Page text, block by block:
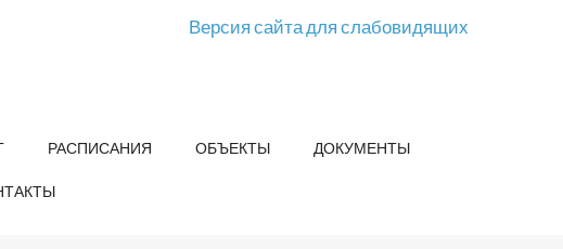
Версия сайта для слабовидящих
РАСПИСАНИЯ ОБЪЕКТЫ ДОКУМЕНТЫ